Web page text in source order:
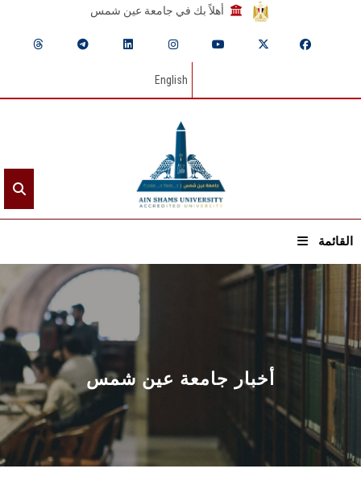
أهلاً بك في جامعة عين شمس
English
القائمة
الرئيسيـة
عن الجامعة
القطاعـات
الشئون الأكاديمية
البحث العلمي
أخبار جامعة عين شمس